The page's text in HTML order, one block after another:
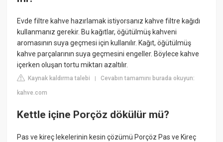
Evde filtre kahve hazırlamak istiyorsanız kahve filtre kağıdı
kullanmanız gerekir. Bu kağıtlar, öğütülmüş kahveni
aromasının suya geçmesi için kullanılır. Kağıt, öğütülmüş
kahve parçalarının suya geçmesini engeller. Böylece kahve
içerken oluşan tortu miktarı azaltılır.
Kaynak kaldırma talebi |Cevabın tamamını burada okuyun:
kahve.com
Kettle içine Porçöz dökülür mü?
Pas ve kireç lekelerinin kesin çözümü Porçöz Pas ve Kireç